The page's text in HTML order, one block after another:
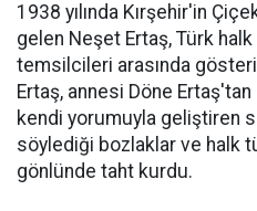
1938 yılında Kırşehir'in
gelen Neşet Ertaş, Türk
temsilcileri arasında
Ertaş, annesi Döne
kendi yorumuyla geliştiren
söylediği bozlaklar ve halk
gönlünde taht kurdu.